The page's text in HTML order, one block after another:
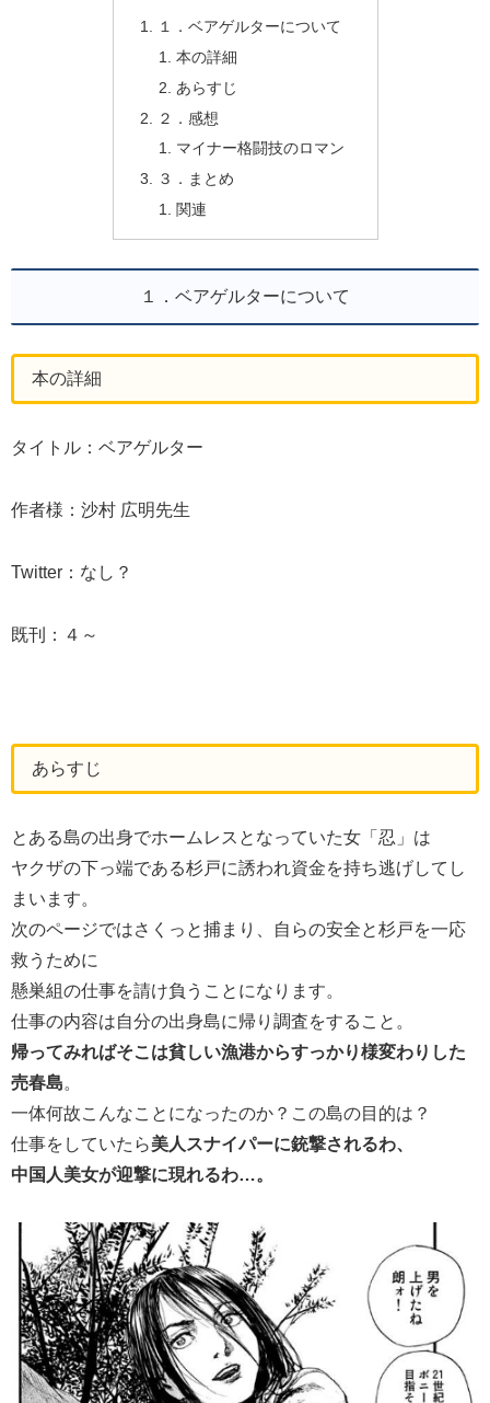
１．ベアゲルターについて
本の詳細
あらすじ
２．感想
マイナー格闘技のロマン
３．まとめ
関連
１．ベアゲルターについて
本の詳細
タイトル：ベアゲルター
作者様： 沙村 広明先生
Twitter：なし？
既刊：４～
あらすじ
とある島の出身でホームレスとなっていた女「忍」は
ヤクザの下っ端である杉戸に誘われ資金を持ち逃げしてし
まいます。
次のページではさくっと捕まり、自らの安全と杉戸を一応
救うために
懸巣組の仕事を請け負うことになります。
仕事の内容は自分の出身島に帰り調査をすること。
帰ってみればそこは貧しい漁港からすっかり様変わりした
売春島。
一体何故こんなことになったのか？この島の目的は？
仕事をしていたら美人スナイパーに銃撃されるわ、
中国人美女が迎撃に現れるわ…。